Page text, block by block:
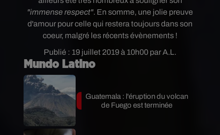
Publié : 19 juillet 2019 à 10h00 par A.L.
"immense respect". En somme, une jolie preuve
d'amour pour celle qui restera toujours dans son
coeur, malgré les récents évènements !
Mundo Latino
Guatemala : l'éruption du volcan
de Fuego est terminée